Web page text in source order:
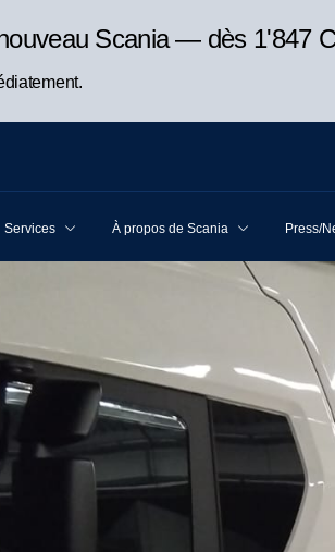
Scania — dès 1'847
Services À propos de Scania Press/